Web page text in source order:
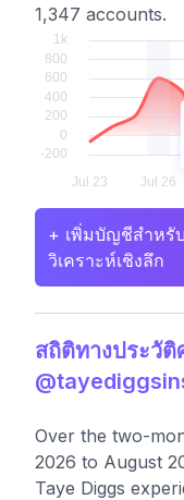
1,347 accounts.
+ เพิ่มบัญชีสำหรั
วิเคราะห์เชิงลึก
สถิติทางประวั
Over the two-
2026 to August
Taye Diggs